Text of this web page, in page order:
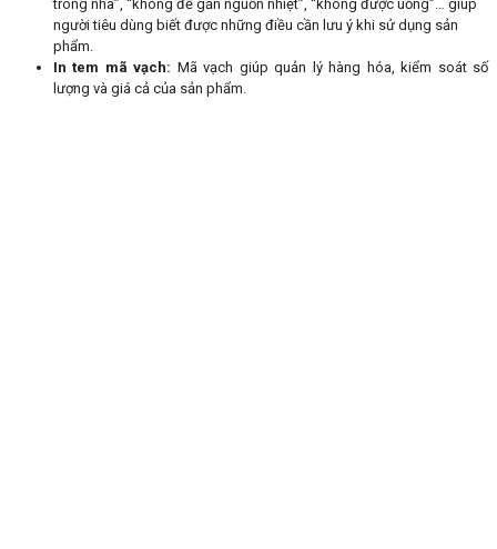
trong nhà”, “không để gần nguồn nhiệt”, “không được uống”… giúp
người tiêu dùng biết được những điều cần lưu ý khi sử dụng sản
phẩm.
In tem mã vạch: Mã vạch giúp quản lý hàng hóa, kiểm soát số
lượng và giá cả của sản phẩm.